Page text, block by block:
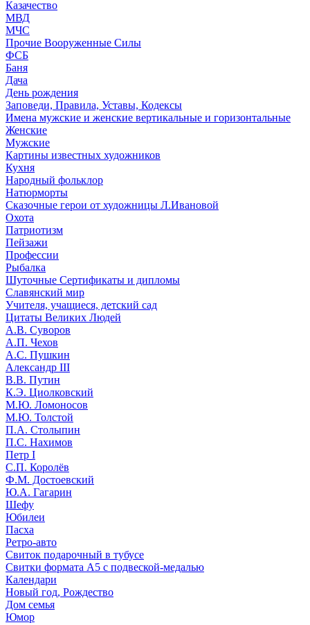
Казачество
МВД
МЧС
Прочие Вооруженные Силы
ФСБ
Баня
Дача
День рождения
Заповеди, Правила, Уставы, Кодексы
Имена мужские и женские вертикальные и горизонтальные
Женские
Мужские
Картины известных художников
Кухня
Народный фольклор
Натюрморты
Сказочные герои от художницы Л.Ивановой
Охота
Патриотизм
Пейзажи
Профессии
Рыбалка
Шуточные Сертификаты и дипломы
Славянский мир
Учителя, учащиеся, детский сад
Цитаты Великих Людей
А.В. Суворов
А.П. Чехов
А.С. Пушкин
Александр III
В.В. Путин
К.Э. Циолковский
М.Ю. Ломоносов
М.Ю. Толстой
П.А. Столыпин
П.С. Нахимов
Петр I
С.П. Королёв
Ф.М. Достоевский
Ю.А. Гагарин
Шефу
Юбилеи
Пасха
Ретро-авто
Свиток подарочный в тубусе
Свитки формата А5 с подвеской-медалью
Календари
Новый год, Рождество
Дом семья
Юмор